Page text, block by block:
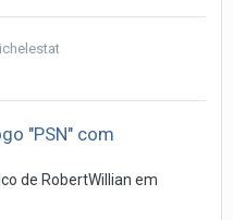
"PSN" com
de RobertWillian em